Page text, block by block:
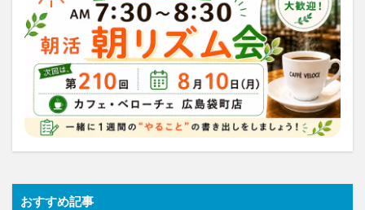
おすすめ記事